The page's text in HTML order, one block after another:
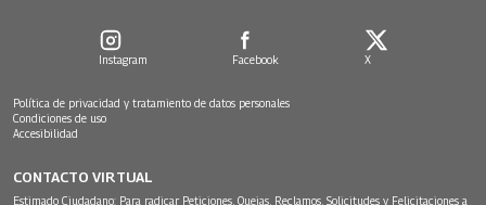
Instagram Facebook X
Política de privacidad y tratamiento de datos personales
Condiciones de uso
Accesibilidad
CONTACTO VIRTUAL
Estimado Ciudadano: Para radicar Peticiones, Quejas, Reclamos, Solicitudes y Felicitaciones a